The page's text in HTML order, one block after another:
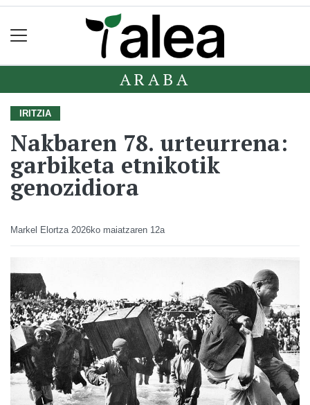
ARABA
IRITZIA
Nakbaren 78. urteurrena:
garbiketa etnikotik
genozidiora
Markel Elortza 2026ko maiatzaren 12a